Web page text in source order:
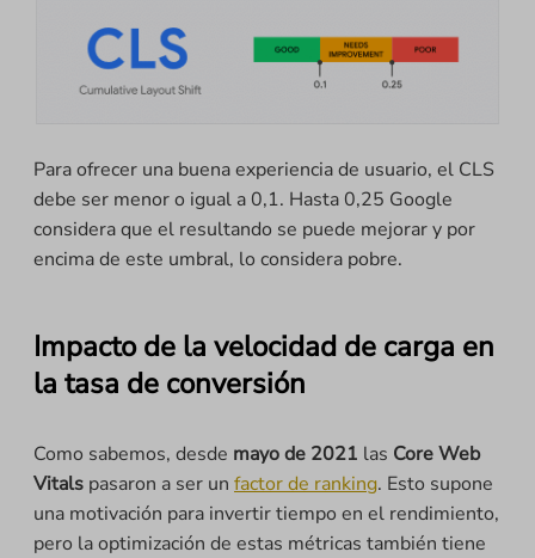
Para ofrecer una buena experiencia de usuario, el CLS
debe ser menor o igual a 0,1. Hasta 0,25 Google
considera que el resultando se puede mejorar y por
encima de este umbral, lo considera pobre.
Impacto de la velocidad de carga en
la tasa de conversión
Como sabemos, desde mayo de 2021 las Core Web
Vitals pasaron a ser un factor de ranking. Esto supone
una motivación para invertir tiempo en el rendimiento,
pero la optimización de estas métricas también tiene